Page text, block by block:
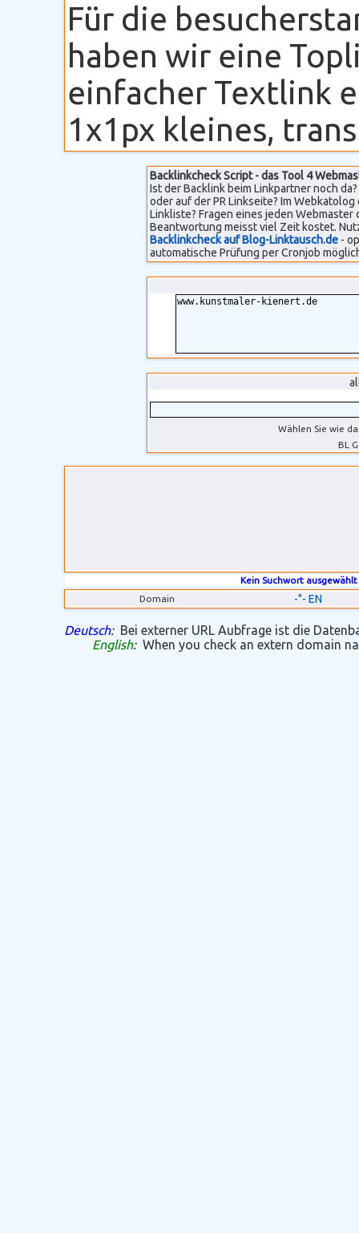
Für die
haben wir eine
einfacher Textlink
1x1px kleines,
Backlinkcheck Script - das Tool 4
Ist der Backlink beim Linkpartner noch
oder auf der PR Linkseite? Im Webkatolog
Linkliste? Fragen eines jeden Webmaster
Beantwortung meisst viel Zeit kostet.
Backlinkcheck auf Blog-Linktausch.de-
automatische Prüfung per Cronjob
Wählen Sie wie
BL
Kein Suchwort ausgewählt
Domain
-"- EN
Deutsch:Bei externer URL Aubfrage ist die
English:When you check an extern domain